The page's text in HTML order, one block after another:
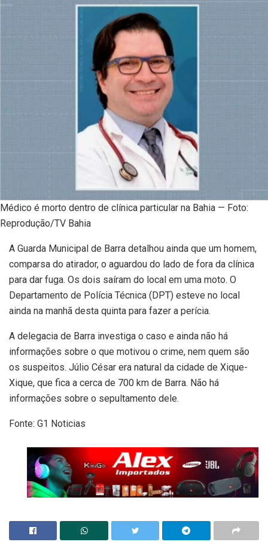
Médico é morto dentro de clínica particular na Bahia — Foto:
Reprodução/TV Bahia
A Guarda Municipal de Barra detalhou ainda que um homem,
comparsa do atirador, o aguardou do lado de fora da clínica
para dar fuga. Os dois saíram do local em uma moto. O
Departamento de Polícia Técnica (DPT) esteve no local
ainda na manhã desta quinta para fazer a perícia.
A delegacia de Barra investiga o caso e ainda não há
informações sobre o que motivou o crime, nem quem são
os suspeitos. Júlio César era natural da cidade de Xique-
Xique, que fica a cerca de 700 km de Barra. Não há
informações sobre o sepultamento dele.
Fonte: G1 Noticias